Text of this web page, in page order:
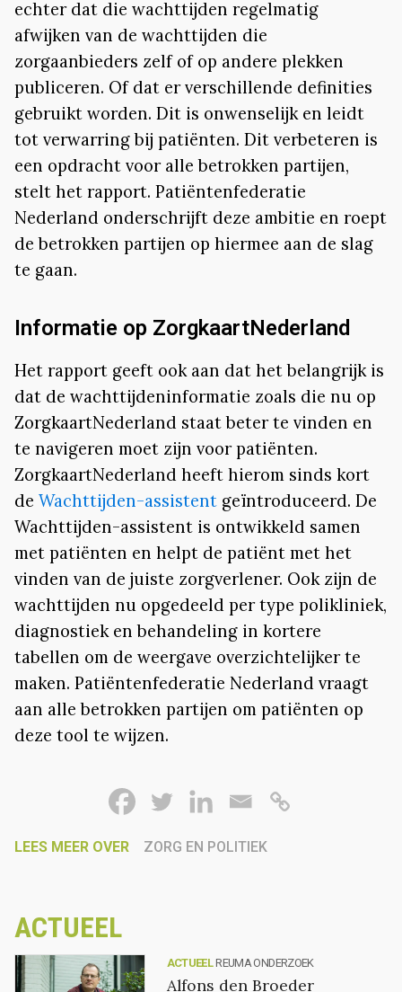
echter dat die wachttijden regelmatig
afwijken van de wachttijden die
zorgaanbieders zelf of op andere plekken
publiceren. Of dat er verschillende definities
gebruikt worden. Dit is onwenselijk en leidt
tot verwarring bij patiënten. Dit verbeteren is
een opdracht voor alle betrokken partijen,
stelt het rapport. Patiëntenfederatie
Nederland onderschrijft deze ambitie en roept
de betrokken partijen op hiermee aan de slag
te gaan.
Informatie op ZorgkaartNederland
Het rapport geeft ook aan dat het belangrijk is
dat de wachttijdeninformatie zoals die nu op
ZorgkaartNederland staat beter te vinden en
te navigeren moet zijn voor patiënten.
ZorgkaartNederland heeft hierom sinds kort
de Wachttijden-assistent geïntroduceerd. De
Wachttijden-assistent is ontwikkeld samen
met patiënten en helpt de patiënt met het
vinden van de juiste zorgverlener. Ook zijn de
wachttijden nu opgedeeld per type polikliniek,
diagnostiek en behandeling in kortere
tabellen om de weergave overzichtelijker te
maken. Patiëntenfederatie Nederland vraagt
aan alle betrokken partijen om patiënten op
deze tool te wijzen.
LEES MEER OVER ZORG EN POLITIEK
ACTUEEL
ACTUEEL REUMA ONDERZOEK
Alfons den Broeder